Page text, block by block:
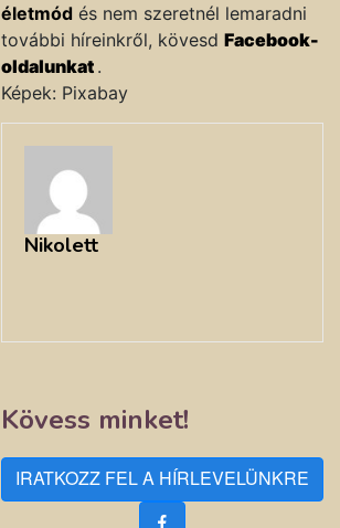
életmód és nem szeretnél lemaradni
további híreinkről, kövesd Facebook-
oldalunkat .
Képek: Pixabay
Nikolett
Kövess minket!
IRATKOZZ FEL A HÍRLEVELÜNKRE